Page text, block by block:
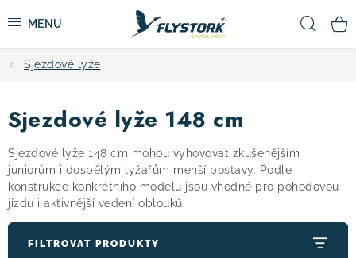
na
CYKLISTIKA
ZIMNÍ SPORTY
KOLOBĚŽKY
OBLEČENÍ A BOTY
DOPLŇKY
Sjezdové lyže
Sjezdové lyže 148 cm
Sjezdové lyže 148 cm mohou vyhovovat zkušenějším
juniorům i dospělým lyžařům menší postavy. Podle
konstrukce konkrétního modelu jsou vhodné pro pohodovou
jízdu i aktivnější vedení oblouků.
FILTROVAT PRODUKTY